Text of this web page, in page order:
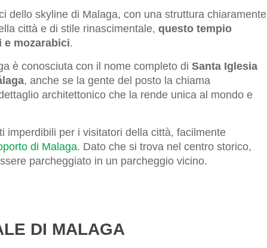
dello skyline di Malaga, con una struttura chiaramente
città e di stile rinascimentale, questo tempio
e mozarabici.
è conosciuta con il nome completo di Santa Iglesia
, anche se la gente del posto la chiama
architettonico che la rende unica al mondo e
imperdibili per i visitatori della città, facilmente
di Malaga. Dato che si trova nel centro storico,
parcheggiato in un parcheggio vicino.
DI MALAGA